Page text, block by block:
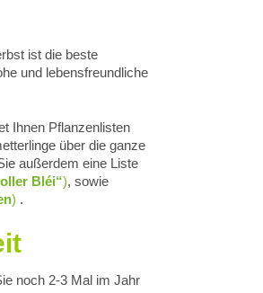
ist die beste
und lebensfreundliche
Ihnen Pflanzenlisten
über die ganze
außerdem eine Liste
Bléi“), sowie
) .
noch 2-3 Mal im Jahr